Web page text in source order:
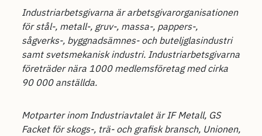
Industriarbetsgivarna är arbetsgivarorganisationen
för stål-, metall-, gruv-, massa-, pappers-,
sågverks-, byggnadsämnes- och buteljglasindustri
samt svetsmekanisk industri. Industriarbetsgivarna
företräder nära 1000 medlemsföretag med cirka
90 000 anställda.
Motparter inom Industriavtalet är IF Metall, GS
Facket för skogs-, trä- och grafisk bransch, Unionen,